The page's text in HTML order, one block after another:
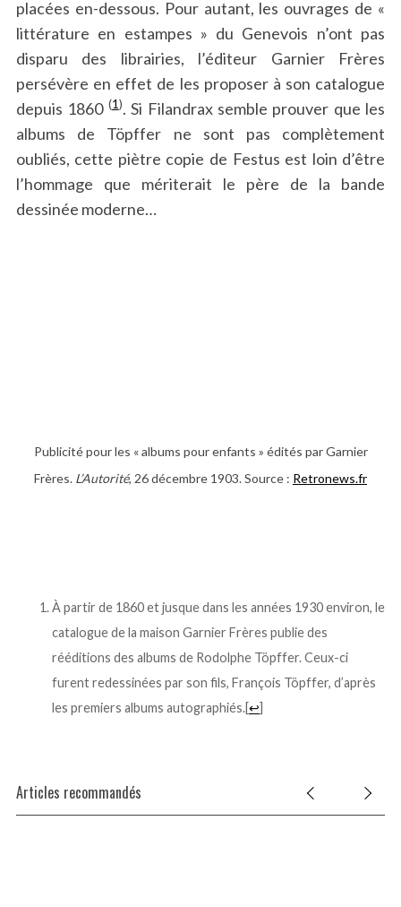
placées en-dessous. Pour autant, les ouvrages de «
littérature en estampes » du Genevois n’ont pas
disparu des librairies, l’éditeur Garnier Frères
persévère en effet de les proposer à son catalogue
depuis 1860 (1). Si Filandrax semble prouver que les
albums de Töpffer ne sont pas complètement
oubliés, cette piètre copie de Festus est loin d’être
l’hommage que mériterait le père de la bande
dessinée moderne…
Publicité pour les « albums pour enfants » édités par Garnier
Frères. L’Autorité, 26 décembre 1903. Source : Retronews.fr
À partir de 1860 et jusque dans les années 1930 environ, le
catalogue de la maison Garnier Frères publie des
rééditions des albums de Rodolphe Töpffer. Ceux-ci
furent redessinées par son fils, François Töpffer, d’après
les premiers albums autographiés.[↩]
Articles recommandés